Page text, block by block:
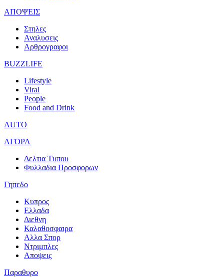
ΑΠΟΨΕΙΣ
Στηλες
Αναλυσεις
Αρθρογραφοι
BUZZLIFE
Lifestyle
Viral
People
Food and Drink
AUTO
ΑΓΟΡΑ
Δελτια Τυπου
Φυλλαδια Προσφορων
Γηπεδο
Κυπρος
Ελλαδα
Διεθνη
Καλαθοσφαιρα
Αλλα Σπορ
Ντριμπλες
Αποψεις
Παραθυρο